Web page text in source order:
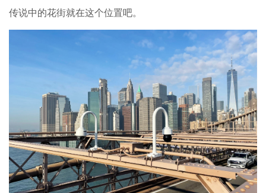
传说中的花街就在这个位置吧。